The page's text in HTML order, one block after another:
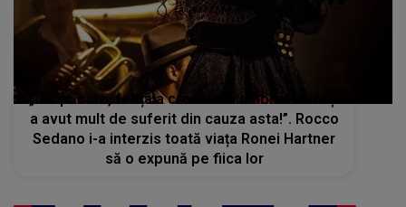
„Din păcate, fetița a crescut în umbra Ronei și
a avut mult de suferit din cauza asta!”. Rocco
Sedano i-a interzis toată viața Ronei Hartner
să o expună pe fiica lor